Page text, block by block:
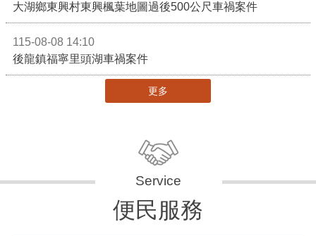
大湖鄉東興村東興楓葉地圖過後500公尺車禍案件
115-08-08 14:10
後龍鎮福寧里頭湖車禍案件
更多
便民服務